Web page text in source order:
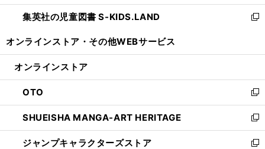
開
く
ウ
で
ン
ド
開
し
い
ン
ウ
で
開
く
集英社の児童図書 S-KIDS.LAND
新
ウ
ン
ド
ウ
で
開
く
オンラインストア・ その他WEBサービス
オンラインストア
OTO
新
し
い
ウ
ィ
SHUEISHA MANGA-ART HERITAGE
新
し
い
ジャンプキャラクターズストア
新